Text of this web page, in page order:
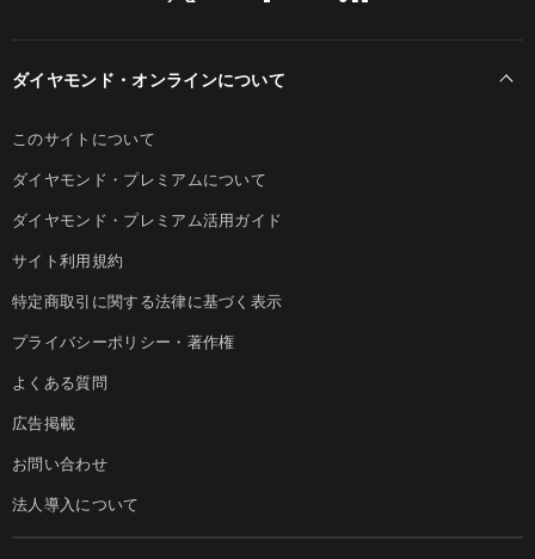
ダイヤモンド・オンラインについて
このサイトについて
ダイヤモンド・プレミアムについて
ダイヤモンド・プレミアム活用ガイド
サイト利用規約
特定商取引に関する法律に基づく表示
プライバシーポリシー・著作権
よくある質問
広告掲載
お問い合わせ
法人導入について